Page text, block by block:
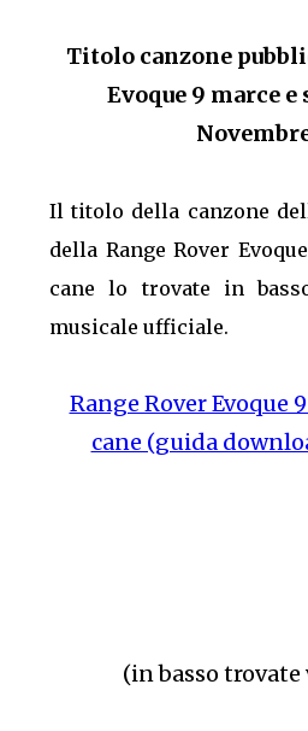
Titolo canzone
Evoque 9 marce e
Il titolo della canzone
della Range Rover
cane lo trovate in
musicale ufficiale.
Range Rover Evoque
cane (guida
(in basso